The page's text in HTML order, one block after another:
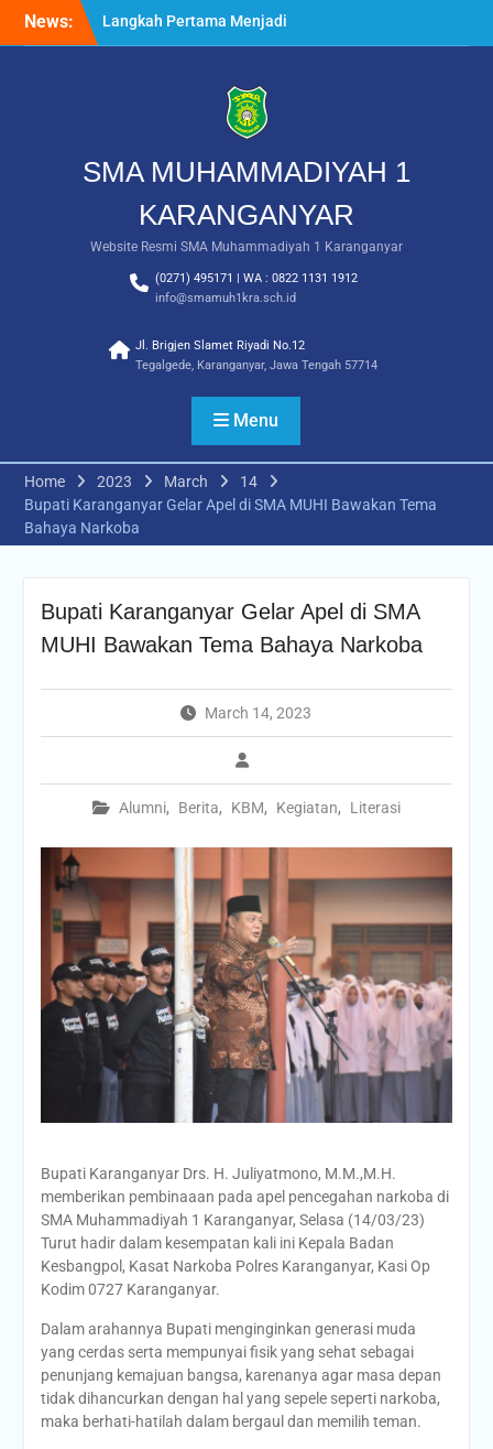
News:
Langkah Pertama Menjadi
Generasi Berkarakter,
Muhammadiyah 1
Karanganyar Dimulai
Kebangsaan
Saat Fajar Menyapa
Angkatan Baru, SMA
Muhammadiyah 1
Karanganyar Gelar
Awalussanah Penuh Makna
Rekapitulasi Realisasi
2026
SMA MUHAMMADIYAH 1
KARANGANYAR
Website Resmi SMA Muhammadiyah 1 Karanganyar
(0271) 495171 | WA : 0822 1131 1912
info@smamuh1kra.sch.id
Jl. Brigjen Slamet Riyadi No.12
Tegalgede, Karanganyar, Jawa Tengah 57714
Menu
Home 2023 March
14
Bupati Karanganyar Gelar Apel di SMA MUHI Bawakan Tema
Bahaya Narkoba
Bupati Karanganyar Gelar Apel di SMA
MUHI Bawakan Tema Bahaya Narkoba
March 14, 2023
Alumni, Berita, KBM, Kegiatan, Literasi
Bupati Karanganyar Drs. H. Juliyatmono, M.M.,M.H.
memberikan pembinaaan pada apel pencegahan narkoba di
SMA Muhammadiyah 1 Karanganyar, Selasa (14/03/23)
Turut hadir dalam kesempatan kali ini Kepala Badan
Kesbangpol, Kasat Narkoba Polres Karanganyar, Kasi Op
Kodim 0727 Karanganyar.
Dalam arahannya Bupati menginginkan generasi muda
yang cerdas serta mempunyai fisik yang sehat sebagai
penunjang kemajuan bangsa, karenanya agar masa depan
tidak dihancurkan dengan hal yang sepele seperti narkoba,
maka berhati-hatilah dalam bergaul dan memilih teman.